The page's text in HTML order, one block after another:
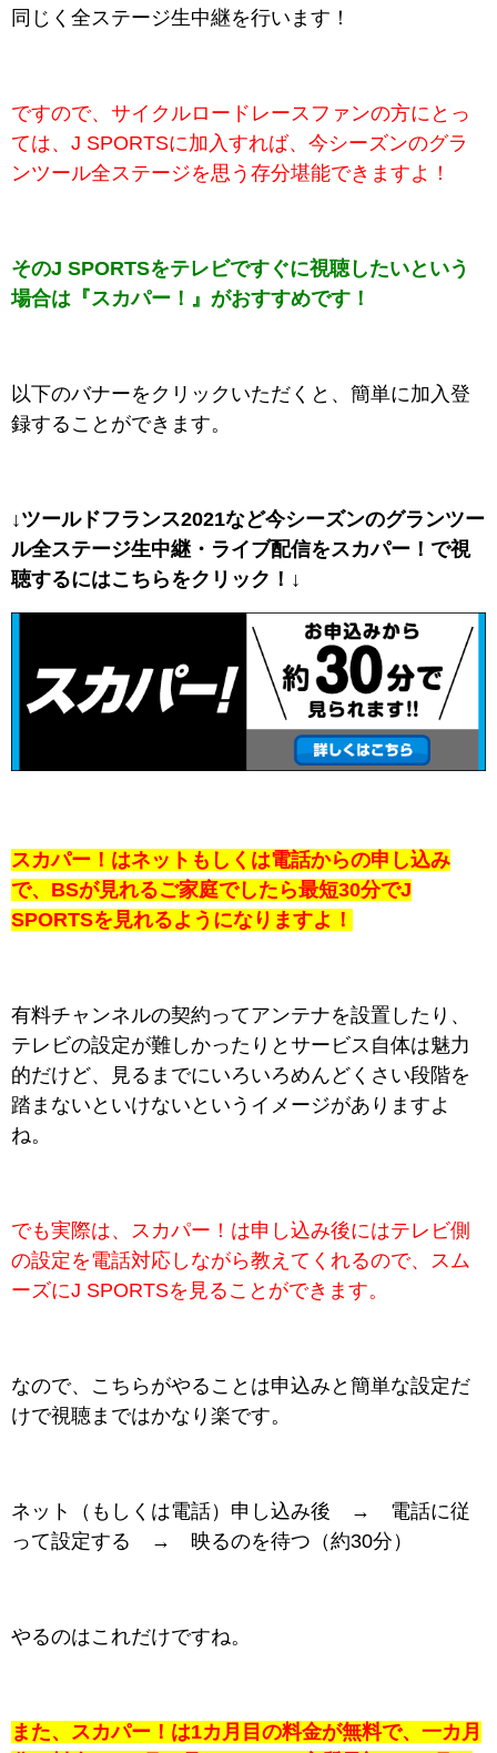
同じく全ステージ生中継を行います！
ですので、サイクルロードレースファンの方にとっ
ては、J SPORTSに加入すれば、今シーズンのグラ
ンツール全ステージを思う存分堪能できますよ！
そのJ SPORTSをテレビですぐに視聴したいという
場合は『スカパー！』がおすすめです！
以下のバナーをクリックいただくと、簡単に加入登
録することができます。
↓ツールドフランス2021など今シーズンのグランツー
ル全ステージ生中継・ライブ配信をスカパー！で視
聴するにはこちらをクリック！↓
スカパー！はネットもしくは電話からの申し込み
で、BSが見れるご家庭でしたら最短30分でJ
SPORTSを見れるようになりますよ！
有料チャンネルの契約ってアンテナを設置したり、
テレビの設定が難しかったりとサービス自体は魅力
的だけど、見るまでにいろいろめんどくさい段階を
踏まないといけないというイメージがありますよ
ね。
でも実際は、スカパー！は申し込み後にはテレビ側
の設定を電話対応しながら教えてくれるので、スム
ーズにJ SPORTSを見ることができます。
なので、こちらがやることは申込みと簡単な設定だ
けで視聴まではかなり楽です。
ネット（もしくは電話）申し込み後 → 電話に従
って設定する → 映るのを待つ（約30分）
やるのはこれだけですね。
また、スカパー！は1カ月目の料金が無料で、一カ月